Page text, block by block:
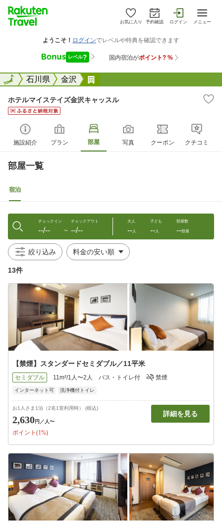
お気に入り 予約確認 ログイン メニュー
全国石川県 金沢
全国
ホテルマイステイズ金沢キャッスル
施設紹介 プラン 部屋 写真 クーポン クチコミ
部屋一覧
宿泊
チェックイン
--/-- 〜
チェックアウト
--/--
大人
--人
子ども
--人
部屋数
--部屋
絞り込み
13件
【禁煙】スタンダードセミダブル／11平米
セミダブル 11m²/1人〜2人 バス・トイレ付 禁煙
インターネット可 洗浄機付トイレ
お1人さま1泊（2名1室利用時） (税込)
2,630円 ／人〜
ポイント(1%)
詳細を見る